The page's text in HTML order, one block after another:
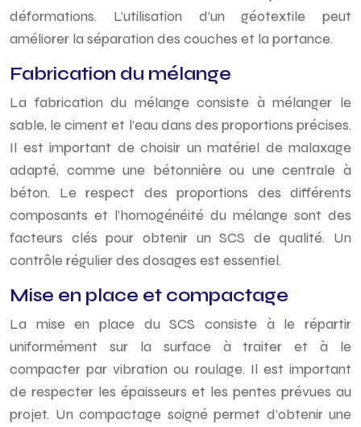
déformations. L’utilisation d’un géotextile peut
améliorer la séparation des couches et la portance.
Fabrication du mélange
La fabrication du mélange consiste à mélanger le
sable, le ciment et l’eau dans des proportions précises.
Il est important de choisir un matériel de malaxage
adapté, comme une bétonnière ou une centrale à
béton. Le respect des proportions des différents
composants et l’homogénéité du mélange sont des
facteurs clés pour obtenir un SCS de qualité. Un
contrôle régulier des dosages est essentiel.
Mise en place et compactage
La mise en place du SCS consiste à le répartir
uniformément sur la surface à traiter et à le
compacter par vibration ou roulage. Il est important
de respecter les épaisseurs et les pentes prévues au
projet. Un compactage soigné permet d’obtenir une